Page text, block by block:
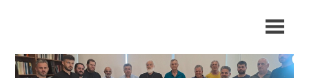
Μητρόπολη
Καστελλίου
και